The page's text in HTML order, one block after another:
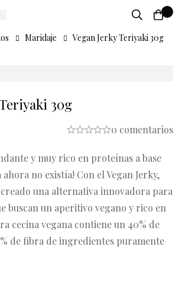
Maridaje Vegan Jerky Teriyaki 30g
30g
0 comentarios
y muy rico en proteínas a base
ahora no existía! Con el Vegan Jerky,
una alternativa innovadora para
buscan un aperitivo vegano y rico en
cecina vegana contiene un 40% de
de fibra de ingredientes puramente